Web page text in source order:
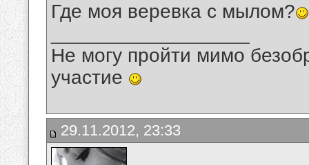
Где моя веревка с мылом?
Не могу пройти мимо
участие
29.11.2012, 23:33